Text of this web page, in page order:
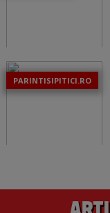
PARINTISIPITICI.RO